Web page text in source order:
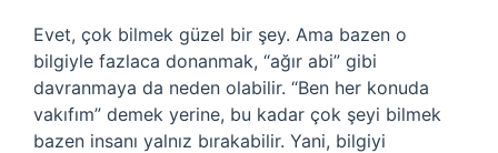
Evet, çok bilmek güzel bir şey. Ama bazen o
bilgiyle fazlaca donanmak, “ağır abi” gibi
davranmaya da neden olabilir. “Ben her konuda
vakıfım” demek yerine, bu kadar çok şeyi bilmek
bazen insanı yalnız bırakabilir. Yani, bilgiyi